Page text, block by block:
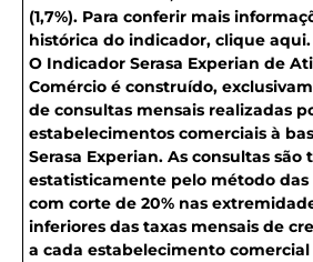
(1,7%). Para conferir mais
histórica do indicador, clique aqui.
O Indicador Serasa Experian de
Comércio é construído,
de consultas mensais realizadas
estabelecimentos comerciais à
Serasa Experian. As consultas são
estatisticamente pelo método das
com corte de 20% nas
inferiores das taxas mensais de
a cada estabelecimento